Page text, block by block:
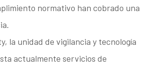
normativo han cobrado una
la unidad de vigilancia y tecnología
actualmente servicios de